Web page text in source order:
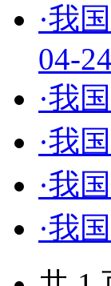
·我
04-24
·我
·我
·我
·我